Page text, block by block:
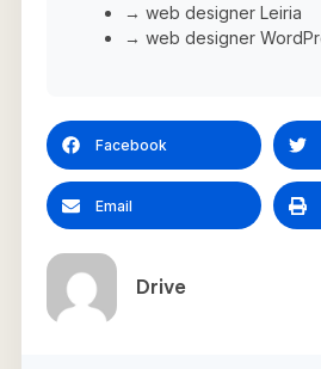
→ web designer Leiria
→ web designer
Facebook
Email
Drive